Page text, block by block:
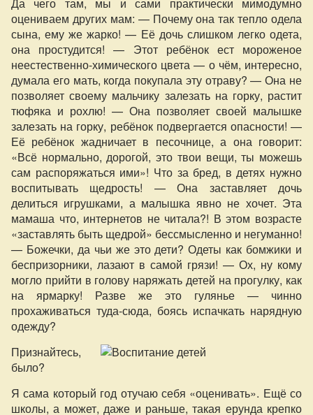
оцениваем других мам: — Почему она так тепло одела
сына, ему же жарко! — Её дочь слишком легко одета,
она простудится! — Этот ребёнок ест мороженое
неестественно-химического цвета — о чём, интересно,
думала его мать, когда покупала эту отраву? — Она не
позволяет своему мальчику залезать на горку, растит
тюфяка и рохлю! — Она позволяет своей малышке
залезать на горку, ребёнок подвергается опасности! —
Её ребёнок жадничает в песочнице, а она говорит:
«Всё нормально, дорогой, это твои вещи, ты можешь
сам распоряжаться ими»! Что за бред, в детях нужно
воспитывать щедрость! — Она заставляет дочь
делиться игрушками, а малышка явно не хочет. Эта
мамаша что, интернетов не читала?! В этом возрасте
«заставлять быть щедрой» бессмысленно и негуманно!
— Божечки, да чьи же это дети? Одеты как бомжики и
беспризорники, лазают в самой грязи! — Ох, ну кому
могло прийти в голову наряжать детей на прогулку, как
на ярмарку! Разве же это гулянье — чинно
прохаживаться туда-сюда, боясь испачкать нарядную
одежду?
Признайтесь,
было?
Я сама который год отучаю себя «оценивать». Ещё со
школы, а может, даже и раньше, такая ерунда крепко